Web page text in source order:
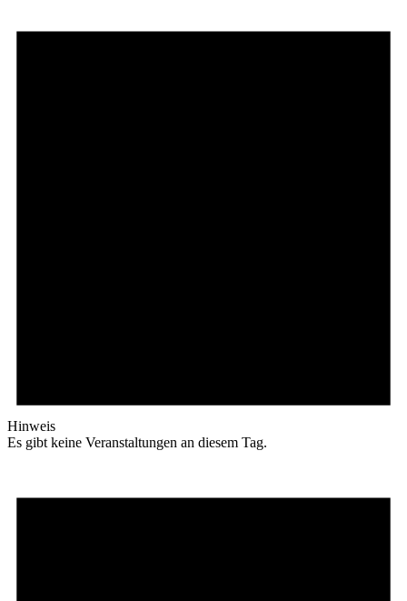
Hinweis
Es gibt keine Veranstaltungen an diesem Tag.